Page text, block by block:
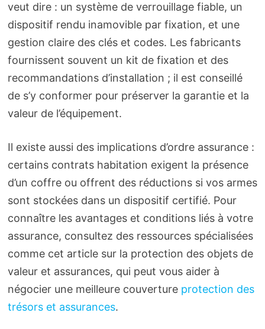
veut dire : un système de verrouillage fiable, un
dispositif rendu inamovible par fixation, et une
gestion claire des clés et codes. Les fabricants
fournissent souvent un kit de fixation et des
recommandations d’installation ; il est conseillé
de s’y conformer pour préserver la garantie et la
valeur de l’équipement.
Il existe aussi des implications d’ordre assurance :
certains contrats habitation exigent la présence
d’un coffre ou offrent des réductions si vos armes
sont stockées dans un dispositif certifié. Pour
connaître les avantages et conditions liés à votre
assurance, consultez des ressources spécialisées
comme cet article sur la protection des objets de
valeur et assurances, qui peut vous aider à
négocier une meilleure couverture protection des
trésors et assurances.